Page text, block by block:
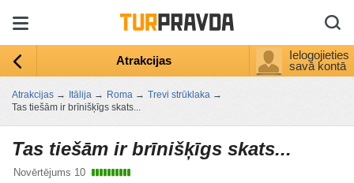
Atrakcijas
Ielogojieties
savā kontā
Atrakcijas → Itālija → Roma → Trevi strūklaka →
Tas tiešām ir brīnišķīgs skats...
Tas tiešām ir brīnišķīgs skats...
Novērtējums 10